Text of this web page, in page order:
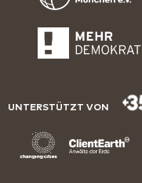
UNTERSTÜTZT VON